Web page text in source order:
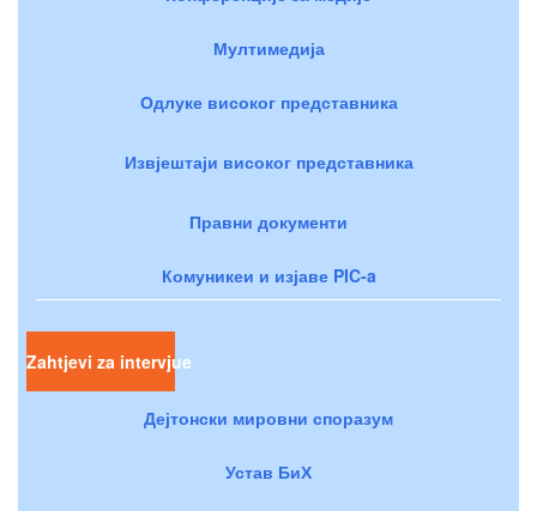
Мултимедија
Одлуке високог представника
Извјештаји високог представника
Правни документи
Комуникеи и изјаве PIC-a
Zahtjevi za intervjue
Дејтонски мировни споразум
Устав БиХ